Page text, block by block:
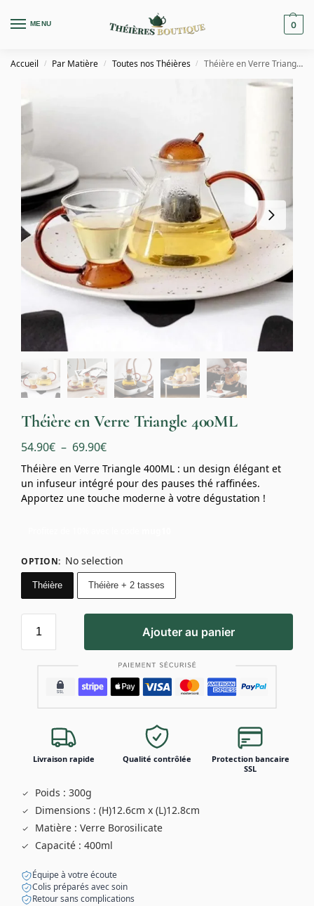
MENU 0
Accueil / Par Matière / Toutes nos Théières / Théière en Verre Triangle 400ML
Théière en Verre Triangle 400ML
54.90€ – 69.90€
Théière en Verre Triangle 400ML : un design élégant et
un infuseur intégré pour des pauses thé raffinées.
Apportez une touche moderne à votre dégustation !
OPTION: No selection
Théière Théière + 2 tasses
Ajouter au panier
Livraison rapide Qualité contrôlée
Protection bancaire
SSL
Poids : 300g
Dimensions : (H)12.6cm x (L)12.8cm
Matière : Verre Borosilicate
Capacité : 400ml
Équipe à votre écoute
Colis préparés avec soin
Retour sans complications